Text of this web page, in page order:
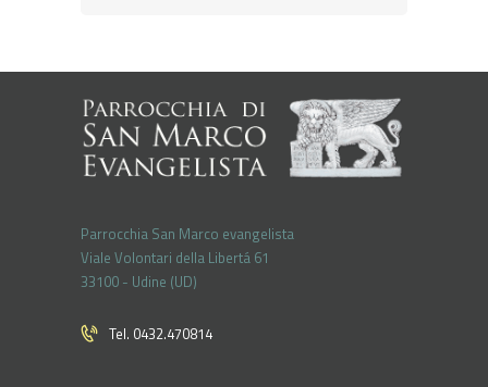
Parrocchia San Marco evangelista
Viale Volontari della Libertá 61
33100 - Udine (UD)
Tel. 0432.470814